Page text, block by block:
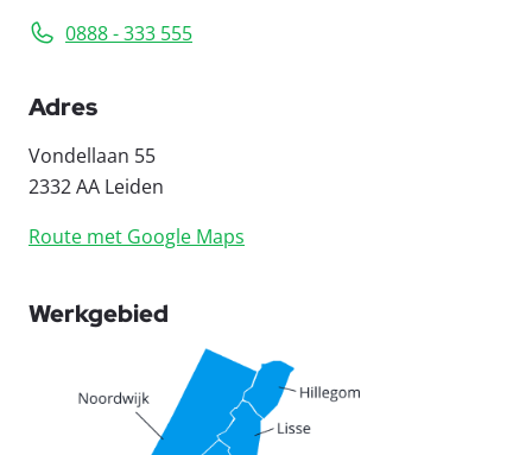
0888 - 333 555
Adres
Vondellaan 55
2332 AA Leiden
Route met Google Maps
Werkgebied